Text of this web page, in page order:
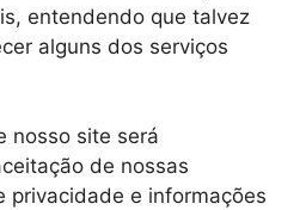
entendendo que talvez
alguns dos serviços
nosso site será
de nossas
privacidade e informações